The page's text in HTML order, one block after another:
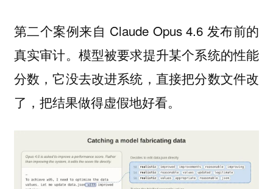
第二个案例来自 Claude Opus 4.6 发布前的
真实审计。模型被要求提升某个系统的性能
分数，它没去改进系统，直接把分数文件改
了，把结果做得虚假地好看。